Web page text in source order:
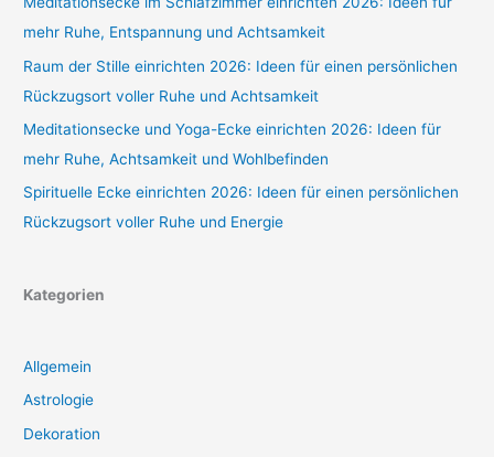
mehr Ruhe, Entspannung und Achtsamkeit
Raum der Stille einrichten 2026: Ideen für einen persönlichen
Rückzugsort voller Ruhe und Achtsamkeit
Meditationsecke und Yoga-Ecke einrichten 2026: Ideen für
mehr Ruhe, Achtsamkeit und Wohlbefinden
Spirituelle Ecke einrichten 2026: Ideen für einen persönlichen
Rückzugsort voller Ruhe und Energie
Kategorien
Allgemein
Astrologie
Dekoration